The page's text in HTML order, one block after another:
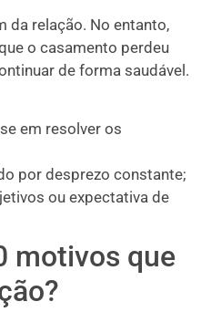
da relação. No entanto,
o casamento perdeu
de forma saudável.
em resolver os
por desprezo constante;
ou expectativa de
motivos que